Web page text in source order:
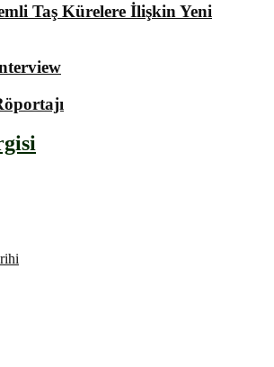
Taş Kürelere İlişkin Yeni